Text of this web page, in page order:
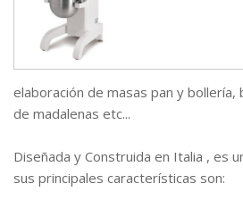
elaboración de masas pan y bollería,
de madalenas etc...
Diseñada y Construida en Italia , es
sus principales características son: